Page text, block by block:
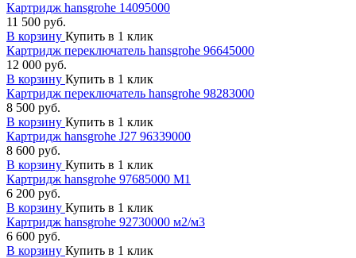
Картридж hansgrohe 14095000
11 500 руб.
В корзину Купить в 1 клик
Картридж переключатель hansgrohe 96645000
12 000 руб.
В корзину Купить в 1 клик
Картридж переключатель hansgrohe 98283000
8 500 руб.
В корзину Купить в 1 клик
Картридж hansgrohe J27 96339000
8 600 руб.
В корзину Купить в 1 клик
Картридж hansgrohe 97685000 М1
6 200 руб.
В корзину Купить в 1 клик
Картридж hansgrohe 92730000 м2/м3
6 600 руб.
В корзину Купить в 1 клик